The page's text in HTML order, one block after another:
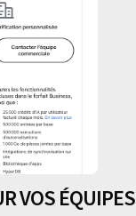
VOS ÉQUIPES